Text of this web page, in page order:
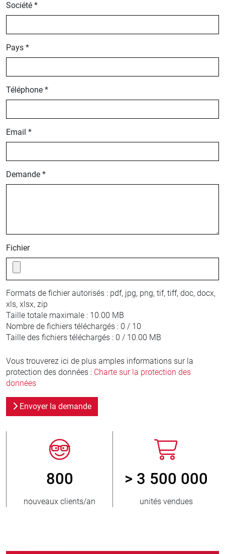
Société *
Pays *
Téléphone *
Email *
Demande *
Fichier
Formats de fichier autorisés : pdf, jpg, png, tif, tiff, doc, docx,
xls, xlsx, zip
Taille totale maximale : 10.00 MB
Nombre de fichiers téléchargés : 0 / 10
Taille des fichiers téléchargés : 0 / 10.00 MB
Vous trouverez ici de plus amples informations sur la
protection des données : Charte sur la protection des
données
Envoyer la demande
800
nouveaux clients/an
> 3 500 000
unités vendues